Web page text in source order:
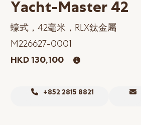
登入
註冊
會員尊享
Yacht-Master 42
蠔式，42毫米，RLX鈦金屬
M226627-0001
HKD 130,100
+852 2815 8821